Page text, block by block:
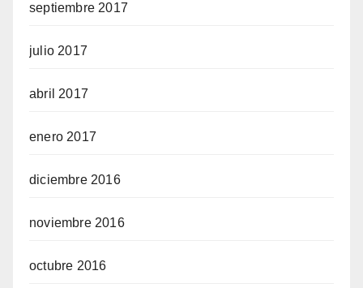
septiembre 2017
julio 2017
abril 2017
enero 2017
diciembre 2016
noviembre 2016
octubre 2016